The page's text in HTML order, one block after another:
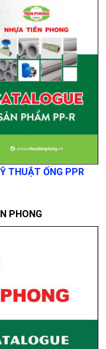
THUẬT ỐNG PPR
PHONG